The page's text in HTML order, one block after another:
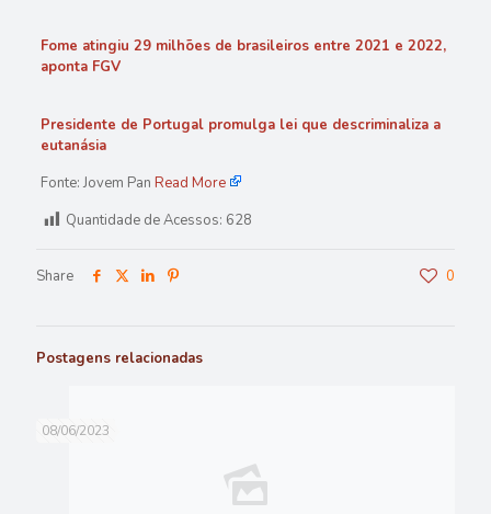
Fome atingiu 29 milhões de brasileiros entre 2021 e 2022,
aponta FGV
Presidente de Portugal promulga lei que descriminaliza a
eutanásia
Fonte: Jovem Pan Read More
Quantidade de Acessos: 628
Share 0
Postagens relacionadas
08/06/2023